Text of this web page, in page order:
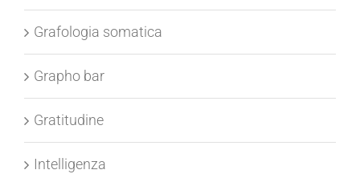
Grafologia peritale
Grafologia somatica
Grapho bar
Gratitudine